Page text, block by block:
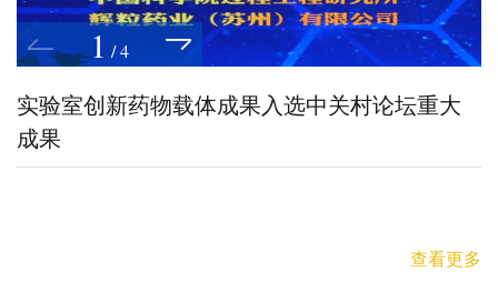
1 /4
实验室创新药物载体成果入选中关村论坛重大
成果
查看更多